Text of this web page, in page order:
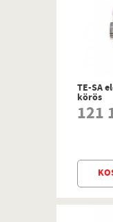
TE-SA
körös
121